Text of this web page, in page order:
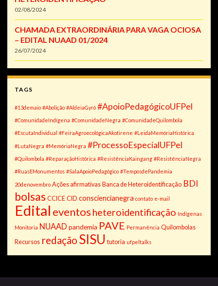
02/08/2024
CHAMADA EXTRAORDINÁRIA PARA VAGA OCIOSA
– EDITAL NUAAD 01/2024
26/07/2024
TAGS
#13demaio #Abolição #AldeiaGyró #ApoioPedagógicoUFPel
#ComunidadeIndígena #ComunidadeNegra #ComunidadeQuilombola
#EscutaIndividual #FeiraAgroecológicaAkotirene #LeidaMemóriaHistórica
#LutaNegra #MemóriaNegra #ProcessoEspecialUFPel
#Quilombola #ReparaçãoHistórica #ResistênciaKaingang #ResistênciaNegra
#RuasEMonumentos #SalaApoioPedagógico #TemposdePandemia
20denovembro Ações afirmativas Banca de Heteroidentificação BDI
bolsas CCICE CID consciencianegra contato e-mail
Edital eventos heteroidentificação Indígenas
Monitoria NUAAD pandemia PAVE Permanência Quilombolas
Recursos redação SISU tutoria ufpeltalks